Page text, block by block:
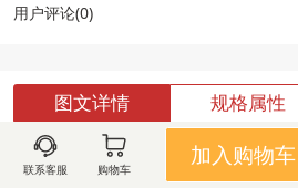
用户评论(0)
图文详情 规格属性
联系客服 购物车
加入购物车